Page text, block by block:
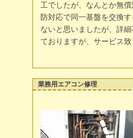
工でしたが、なんとか無
防対応で同一基盤を交換
ないと思いましたが、詳
ておりますが、サービス
業務用エアコン修理